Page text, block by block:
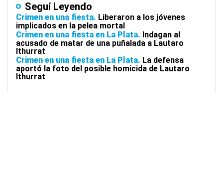
Seguí Leyendo
Crimen en una fiesta Liberaron a los jóvenes
implicados en la pelea mortal
Crimen en una fiesta en La Plata Indagan al
acusado de matar de una puñalada a Lautaro
Ithurrat
Crimen en una fiesta en La Plata La defensa
aportó la foto del posible homicida de Lautaro
Ithurrat